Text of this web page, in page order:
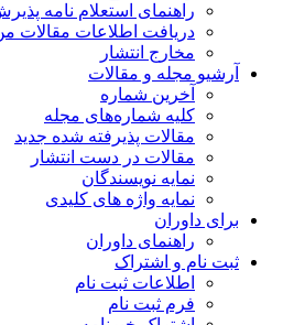
راهنمای استعلام نامه پذیرش
دریافت اطلاعات مقالات من
مخارج انتشار
آرشیو مجله و مقالات
آخرین شماره
کلیه شماره‌های مجله
مقالات پذیرفته شده جدید
مقالات در دست انتشار
نمایه نویسندگان
نمایه واژه های کلیدی
برای داوران
راهنمای داوران
ثبت نام و اشتراک
اطلاعات ثبت نام
فرم ثبت نام